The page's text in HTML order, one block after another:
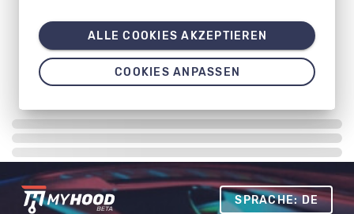
SPRACHE: DE
ALLE COOKIES AKZEPTIEREN
COOKIES ANPASSEN